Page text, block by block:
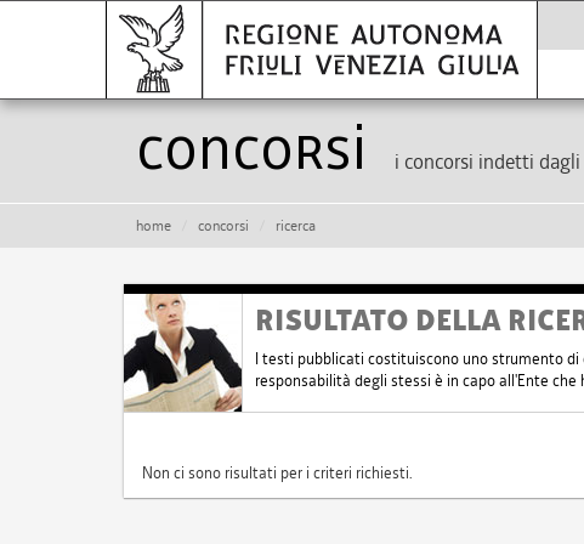
Concorsi i concorsi indetti
home concorsi ricerca
RISULTATO DELLA
I testi pubblicati costituiscono uno strumento
responsabilità degli stessi è in capo all'Ente che
Non ci sono risultati per i criteri richiesti.